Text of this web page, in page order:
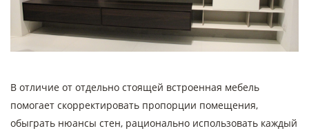
В отличие от отдельно стоящей встроенная мебель
помогает скорректировать пропорции помещения,
обыграть нюансы стен, рационально использовать каждый